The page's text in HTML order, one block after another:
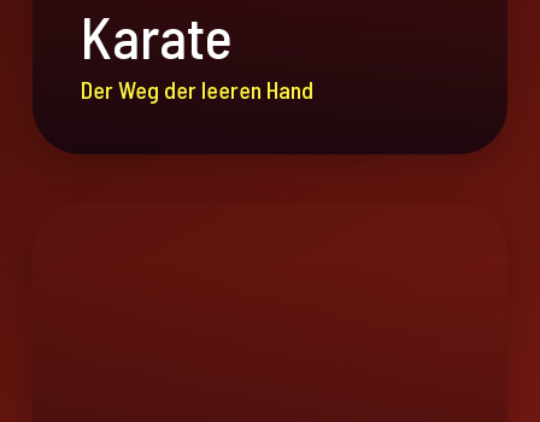
Karate
Der Weg der leeren Hand